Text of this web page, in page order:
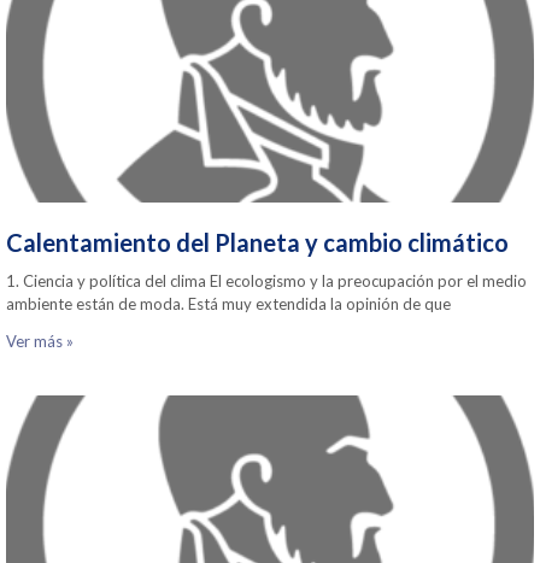
Calentamiento del Planeta y cambio climático
1. Ciencia y política del clima El ecologismo y la preocupación por el medio
ambiente están de moda. Está muy extendida la opinión de que
Ver más »